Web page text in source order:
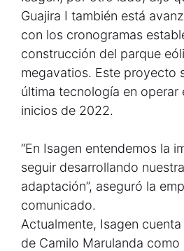
Guajira I también está
con los cronogramas
construcción del parque
megavatios. Este proyecto
última tecnología en operar
inicios de 2022.
“En Isagen entendemos la
seguir desarrollando
adaptación”, aseguró la
comunicado.
Actualmente, Isagen
de Camilo Marulanda